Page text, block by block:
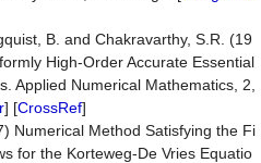
B. and Chakravarthy, S.R. (19
High-Order Accurate Essential
Applied Numerical Mathematics, 2,
] [CrossRef]
Numerical Method Satisfying the Fi
for the Korteweg-De Vries Equatio